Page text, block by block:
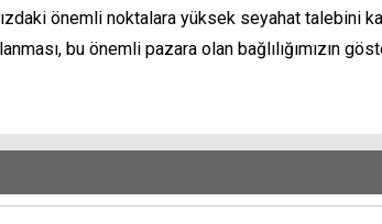
önemli noktalara yüksek seyahat talebini
bu önemli pazara olan bağlılığımızın